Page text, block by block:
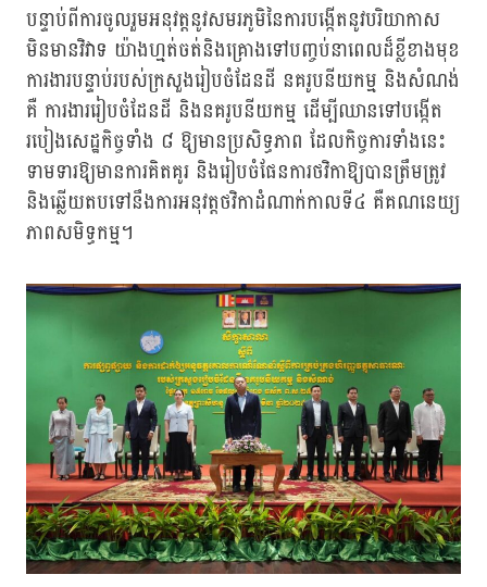
បន្ទាប់ពីការចូលរួមអនុវត្តនូវសមរភូមិនៃការបង្កើតនូវបរិយាកាស
មិនមានវិវាទ យ៉ាងហ្មត់ចត់និងគ្រោងទៅបញ្ចប់នាពេលដ៏ខ្លីខាងមុខ
ការងារបន្ទាប់របស់ក្រសួងរៀបចំដែនដី នគរូបនីយកម្ម និងសំណង់
គឺ ការងាររៀបចំដែនដី និងនគរូបនីយកម្ម ដើម្បីឈានទៅបង្កើត
របៀងសេដ្ឋកិច្ចទាំង ៨ ឱ្យមានប្រសិទ្ធភាព ដែលកិច្ចការទាំងនេះ
ទាមទារឱ្យមានការគិតគូរ និងរៀបចំផែនការថវិកាឱ្យបានត្រឹមត្រូវ
និងឆ្លើយតបទៅនឹងការអនុវត្តថវិកាដំណាក់កាលទី៤ គឺគណនេយ្យ
ភាពសមិទ្ធកម្ម។